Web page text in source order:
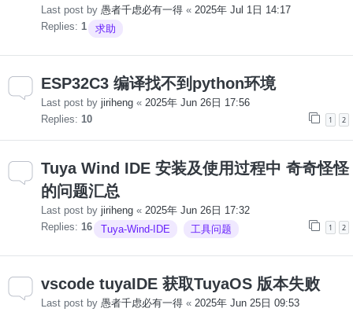
Last post by 愚者千虑必有一得 « 2025年 Jul 1日 14:17
Replies: 1 求助
ESP32C3 编译找不到python环境
Last post by jiriheng « 2025年 Jun 26日 17:56
Replies: 10 1 2
Tuya Wind IDE 安装及使用过程中 奇奇怪怪
的问题汇总
Last post by jiriheng « 2025年 Jun 26日 17:32
Replies: 16 1 2
Tuya-Wind-IDE 工具问题
vscode tuyaIDE 获取TuyaOS 版本失败
Last post by 愚者千虑必有一得 « 2025年 Jun 25日 09:53